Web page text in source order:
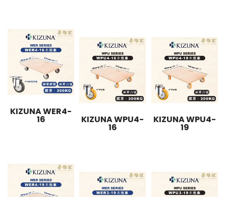
KIZUNA WER4-
16 KIZUNA WPU4-
16
KIZUNA WPU4-
19